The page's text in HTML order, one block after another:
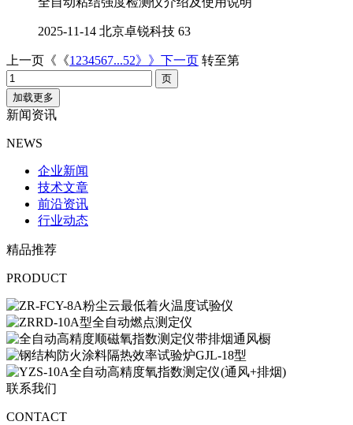
2025-11-14 北京卓锐科技 63
上一页《《1 234567...52》》下一页 转至第
加载更多
新闻资讯
NEWS
企业新闻
技术文章
前沿资讯
行业动态
精品推荐
PRODUCT
联系我们
CONTACT